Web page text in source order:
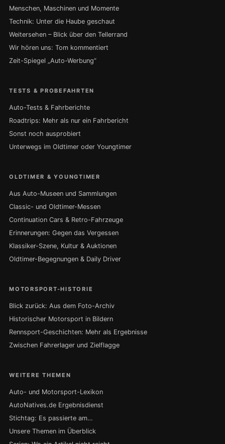
Menschen, Maschinen und Momente
Technik: Unter die Haube geschaut
Weitersehen – Blick über den Tellerrand
Wir hören uns: Tom kommentiert
Zeit-Spiegel „Auto-Werbung“
TESTS & PROBEFAHRTEN
Auto-Tests & Fahrberichte
Roadtrips: Mehr als nur ein Fahrbericht
Sonst noch ausprobiert
Unterwegs im Oldtimer oder Youngtimer
OLDTIMER & YOUNGTIMER
Aus Auto-Museen und Sammlungen
Classic- und Oldtimer-Messen
Continuation Cars & Retro-Fahrzeuge
Erinnerungen: Gegen das Vergessen
Klassiker-Szene, Kultur & Auktionen
Oldtimer-Begegnungen & Daily Driver
MOTORSPORT-HISTORIE
Blick zurück: Aus dem Foto-Archiv
Historischer Motorsport in Bildern
Rennsport-Geschichten: Mehr als Ergebnisse
Zwischen Fahrerlager und Zielflagge
WEITERE THEMEN
Auto- und Motorsport-Lexikon
AutoNatives.de Ergebnisdienst
Stichtag: Es passierte am…
Unsere Themen im Überblick